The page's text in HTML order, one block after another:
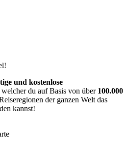
und kostenlose
welcher du auf Basis von über 100.000
der ganzen Welt das
kannst!